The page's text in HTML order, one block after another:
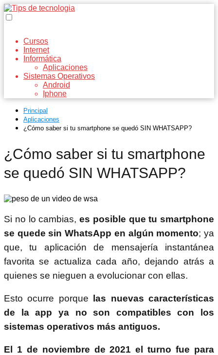
Cursos
Internet
Informática
Aplicaciones
Sistemas Operativos
Android
Iphone
Principal
Aplicaciones
¿Cómo saber si tu smartphone se quedó SIN WHATSAPP?
¿Cómo saber si tu smartphone
se quedó SIN WHATSAPP?
Si no lo cambias, es posible que tu smartphone
se quede sin WhatsApp en algún momento; ya
que, tu aplicación de mensajería instantánea
favorita se actualiza cada año, dejando atrás a
quienes se nieguen a evolucionar con ellas.
Esto ocurre porque las nuevas características
de la app ya no son compatibles con los
sistemas operativos más antiguos.
El 1 de noviembre de 2021 el turno fue para